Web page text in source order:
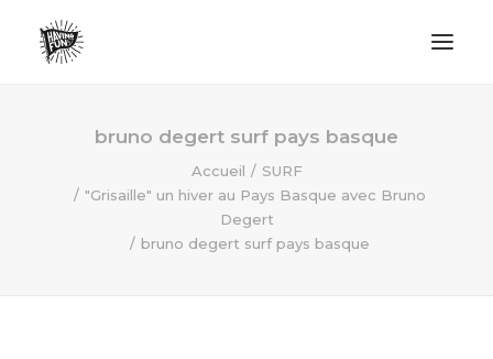
LIFESTYLE
ECO FRIENDLY
bruno degert surf pays basque
Accueil
SURF
"Grisaille" un hiver au Pays Basque avec Bruno
Degert
bruno degert surf pays basque